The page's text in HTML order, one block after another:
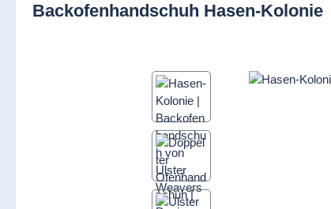
Backofenhandschuh Hasen-Kolonie
Bildergalerie überspringen